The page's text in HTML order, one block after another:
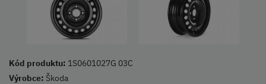
Kód produktu: 1S0601027G 03C
Výrobce: Škoda